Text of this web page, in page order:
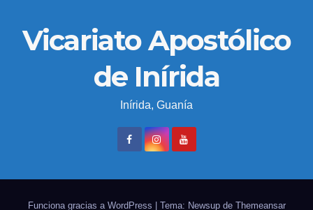
Vicariato Apostólico
de Inírida
Inírida, Guanía
Funciona gracias a WordPress Tema: Newsup de Themeansar